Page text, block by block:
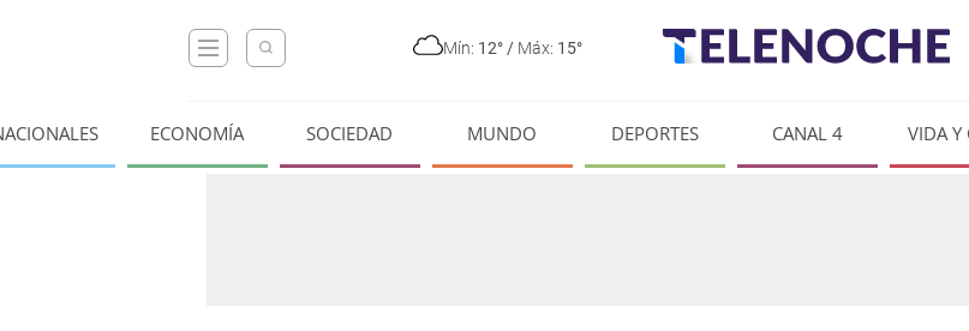
Mín: 12° / Máx: 15°
ECONOMÍA SOCIEDAD MUNDO DEPORTES CANAL 4 VIDA Y